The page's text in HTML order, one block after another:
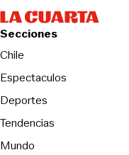
Secciones
Chile
Espectaculos
Deportes
Tendencias
Mundo